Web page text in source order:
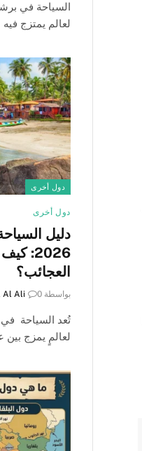
السياحة في
لعالم يمتزج
دول أخرى
دول أخرى
دليل
2026:
العجائب؟
بواسطة Al Ali 0
تُعد السياحة في
لعالمٍ يمزج بين